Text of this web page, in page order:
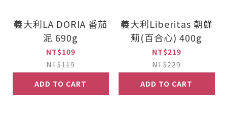
義大利LA DORIA 番茄
泥 690g
NT$109
NT$119
ADD TO CART
義大利Liberitas 朝鮮
薊(百合心) 400g
NT$219
NT$229
ADD TO CART